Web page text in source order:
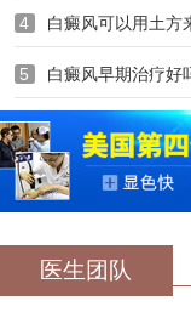
4 白癜风可以用土方
5 白癜风早期治疗好
医生团队